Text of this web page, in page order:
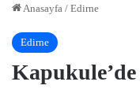
Anasayfa / Edirne
Edirne